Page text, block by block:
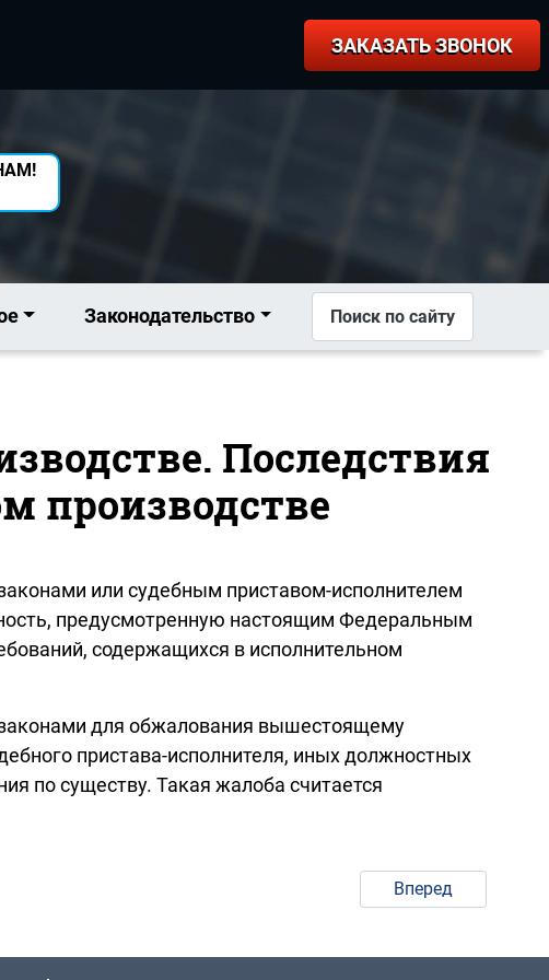
ЗАКАЗАТЬ ЗВОНОК
Законодательство Поиск по сайту
Последствия
производстве
или судебным приставом-исполнителем
предусмотренную настоящим Федеральным
содержащихся в исполнительном
для обжалования вышестоящему
пристава-исполнителя, иных должностных
по существу. Такая жалоба считается
Вперед